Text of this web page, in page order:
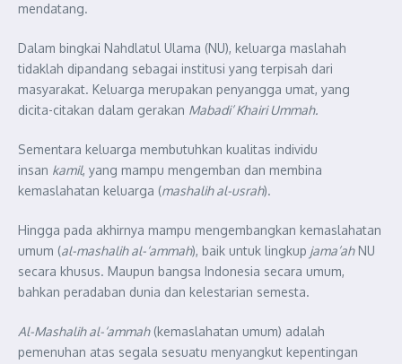
mendatang.
Dalam bingkai Nahdlatul Ulama (NU), keluarga maslahah
tidaklah dipandang sebagai institusi yang terpisah dari
masyarakat. Keluarga merupakan penyangga umat, yang
dicita-citakan dalam gerakan Mabadi’ Khairi Ummah.
Sementara keluarga membutuhkan kualitas individu
insan kamil, yang mampu mengemban dan membina
kemaslahatan keluarga (mashalih al-usrah).
Hingga pada akhirnya mampu mengembangkan kemaslahatan
umum (al-mashalih al-‘ammah), baik untuk lingkup jama’ahNU
secara khusus. Maupun bangsa Indonesia secara umum,
bahkan peradaban dunia dan kelestarian semesta.
Al-Mashalih al-‘ammah(kemaslahatan umum) adalah
pemenuhan atas segala sesuatu menyangkut kepentingan